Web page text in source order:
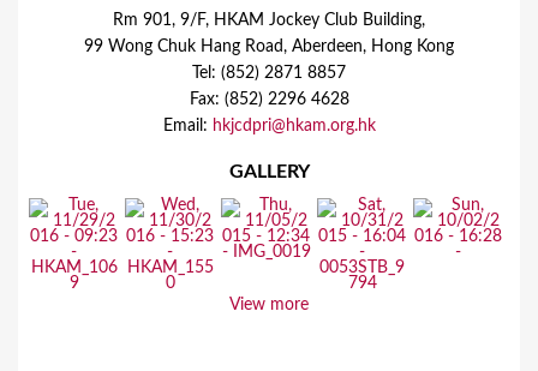
Rm 901, 9/F, HKAM Jockey Club Building,
99 Wong Chuk Hang Road, Aberdeen, Hong Kong
Tel: (852) 2871 8857
Fax: (852) 2296 4628
Email: hkjcdpri@hkam.org.hk
GALLERY
View more